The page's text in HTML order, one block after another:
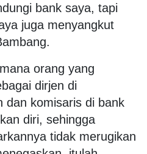
bank saya, tapi
juga menyangkut
orang yang
dirjen di
dan komisaris di bank
diri, sehingga
tidak merugikan